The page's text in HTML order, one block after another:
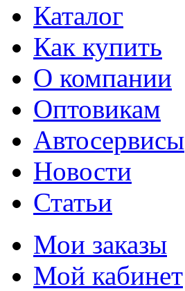
Каталог
Как купить
О компании
Оптовикам
Автосервисы
Новости
Статьи
Мои заказы
Мой кабинет